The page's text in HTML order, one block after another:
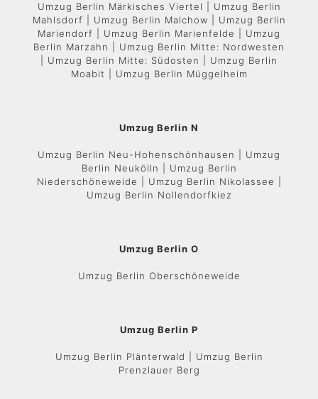
Umzug Berlin Märkisches Viertel | Umzug Berlin
Mahlsdorf | Umzug Berlin Malchow | Umzug Berlin
Mariendorf | Umzug Berlin Marienfelde | Umzug
Berlin Marzahn | Umzug Berlin Mitte: Nordwesten
| Umzug Berlin Mitte: Südosten | Umzug Berlin
Moabit | Umzug Berlin Müggelheim
Umzug Berlin N
Umzug Berlin Neu-Hohenschönhausen | Umzug
Berlin Neukölln | Umzug Berlin
Niederschöneweide | Umzug Berlin Nikolassee |
Umzug Berlin Nollendorfkiez
Umzug Berlin O
Umzug Berlin Oberschöneweide
Umzug Berlin P
Umzug Berlin Plänterwald | Umzug Berlin
Prenzlauer Berg